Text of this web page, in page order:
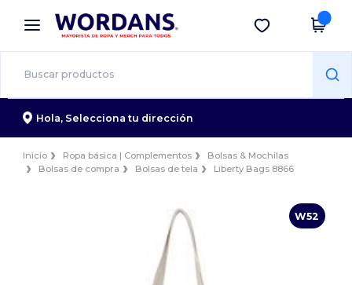
× App de Wordans
¡Mejores precios en app!
Descargar app
Hola, Selecciona tu dirección
Inicio Ropa básica | Complementos
Bolsas & Mochilas
Bolsas de compra
Bolsas de tela Liberty Bags 8866
W52